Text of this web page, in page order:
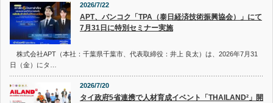
2026/7/22
APT、バンコク「TPA（泰日経済技術振興協会）」にて
7月31日に特別セミナー実施
株式会社APT（本社：千葉県千葉市、代表取締役：井上 良太）は、2026年7月31
日（金）にタ…
2026/7/20
タイ政府5省連携で人材育成イベント「THAILAND²」開